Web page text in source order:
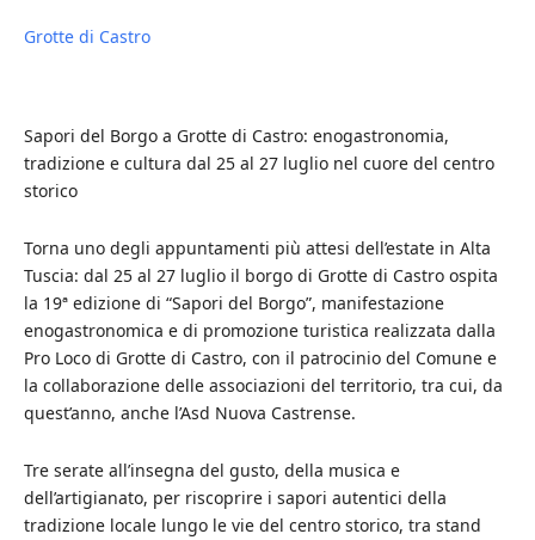
Grotte di Castro
Sapori del Borgo a Grotte di Castro: enogastronomia,
tradizione e cultura dal 25 al 27 luglio nel cuore del centro
storico
Torna uno degli appuntamenti più attesi dell’estate in Alta
Tuscia: dal 25 al 27 luglio il borgo di Grotte di Castro ospita
la 19ª edizione di “Sapori del Borgo”, manifestazione
enogastronomica e di promozione turistica realizzata dalla
Pro Loco di Grotte di Castro, con il patrocinio del Comune e
la collaborazione delle associazioni del territorio, tra cui, da
quest’anno, anche l’Asd Nuova Castrense.
Tre serate all’insegna del gusto, della musica e
dell’artigianato, per riscoprire i sapori autentici della
tradizione locale lungo le vie del centro storico, tra stand